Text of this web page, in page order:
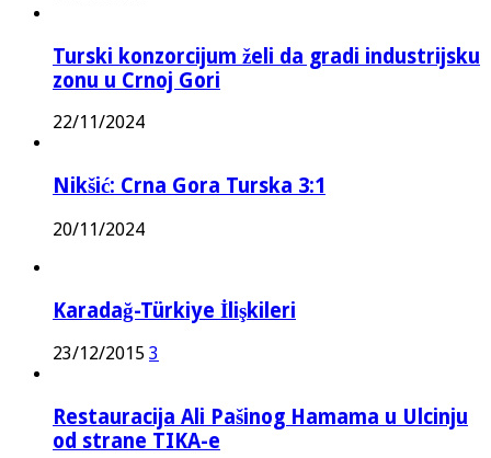
Turski konzorcijum želi da gradi industrijsku
zonu u Crnoj Gori
22/11/2024
Nikšić: Crna Gora Turska 3:1
20/11/2024
Karadağ-Türkiye İlişkileri
23/12/2015 3
Restauracija Ali Pašinog Hamama u Ulcinju
od strane TIKA-e